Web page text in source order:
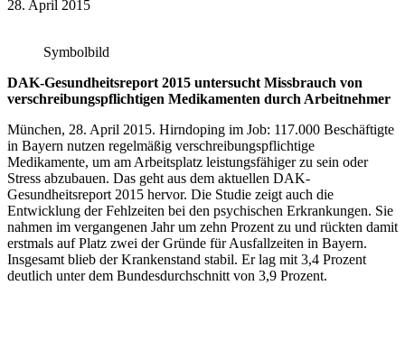
28. April 2015
Symbolbild
DAK-Gesundheitsreport 2015 untersucht Missbrauch von
verschreibungspflichtigen Medikamenten durch Arbeitnehmer
München, 28. April 2015. Hirndoping im Job: 117.000 Beschäftigte
in Bayern nutzen regelmäßig verschreibungspflichtige
Medikamente, um am Arbeitsplatz leistungsfähiger zu sein oder
Stress abzubauen. Das geht aus dem aktuellen DAK-
Gesundheitsreport 2015 hervor. Die Studie zeigt auch die
Entwicklung der Fehlzeiten bei den psychischen Erkrankungen. Sie
nahmen im vergangenen Jahr um zehn Prozent zu und rückten damit
erstmals auf Platz zwei der Gründe für Ausfallzeiten in Bayern.
Insgesamt blieb der Krankenstand stabil. Er lag mit 3,4 Prozent
deutlich unter dem Bundesdurchschnitt von 3,9 Prozent.